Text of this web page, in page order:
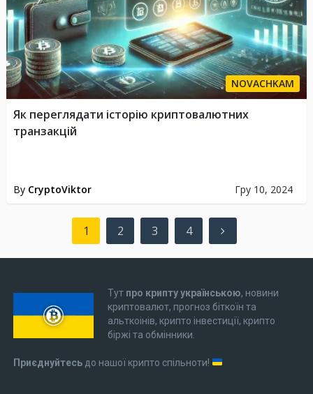
NOVACHKAM
By CryptoViktor Гру 10, 2024
Як переглядати історію криптовалютних
транзакцій
Пагінація1 2 3 4
Тут про крипту українською, новини
криптовалют, прогноз біткоїн та
альткоінів, крипто інвестиції, крипто
біржі та обмінники.
Приєднуйтесьдо нашої крипто спільноти!